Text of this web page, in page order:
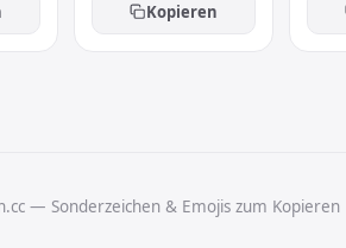
Kopieren
— Sonderzeichen & Emojis zum Kopieren